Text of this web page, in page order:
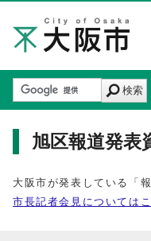
検索
旭区報道発表
大阪市が発表している「
市長記者会見については